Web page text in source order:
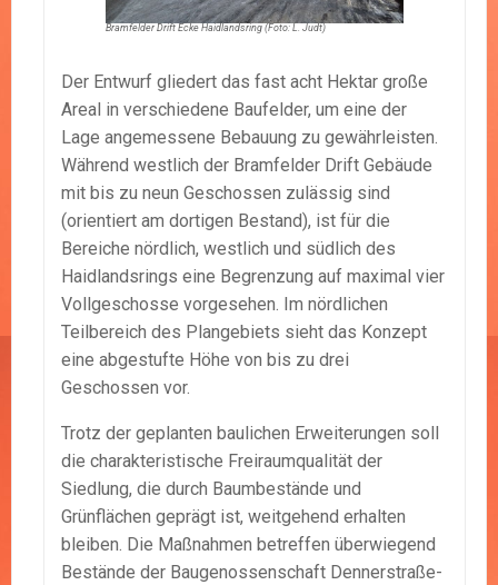
Bramfelder Drift Ecke Haidlandsring (Foto: L. Judt)
Der Entwurf gliedert das fast acht Hektar große
Areal in verschiedene Baufelder, um eine der
Lage angemessene Bebauung zu gewährleisten.
Während westlich der Bramfelder Drift Gebäude
mit bis zu neun Geschossen zulässig sind
(orientiert am dortigen Bestand), ist für die
Bereiche nördlich, westlich und südlich des
Haidlandsrings eine Begrenzung auf maximal vier
Vollgeschosse vorgesehen. Im nördlichen
Teilbereich des Plangebiets sieht das Konzept
eine abgestufte Höhe von bis zu drei
Geschossen vor.
Trotz der geplanten baulichen Erweiterungen soll
die charakteristische Freiraumqualität der
Siedlung, die durch Baumbestände und
Grünflächen geprägt ist, weitgehend erhalten
bleiben. Die Maßnahmen betreffen überwiegend
Bestände der Baugenossenschaft Dennerstraße-